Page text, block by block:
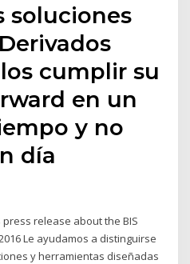
soluciones
cumplir su
en un
y no
día
release about the BIS
Le ayudamos a distinguirse
y herramientas diseñadas